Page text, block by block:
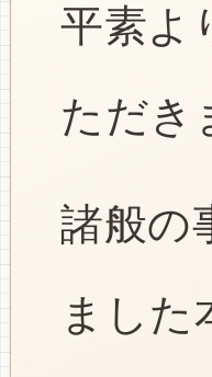
平素よ
ただき
諸般の
ました